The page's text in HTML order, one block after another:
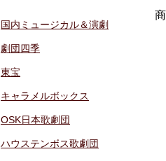
国内ミュージカル＆演劇
劇団四季
東宝
キャラメルボックス
OSK日本歌劇団
ハウステンボス歌劇団